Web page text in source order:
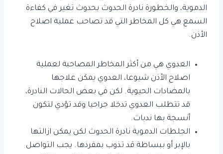
الدموية، والخطورة نادرة الحدوث بحدوث تغير في كفاءة
السمع هي كل المخاطر التي قد تصاحب عملية اصلاح
الأذن.
العدوي هي من أكثر المخاطر المصاحبة لعملية
اصلاح الأذن شيوعا، العدوي يمكن علاجها
بالمضادات الحيوية. لكن في بعض الحالات النادرة،
قد تتطلب العدوي تدخلا جراحيا وقد تؤدي لتكون
أنسجة بها ندبات.
الجلطات الدموية نادرة الحدوث لكن يمكن ازالتها
بالإبر أو ببساطة قد تذوب بمفردها. يجب التواصل